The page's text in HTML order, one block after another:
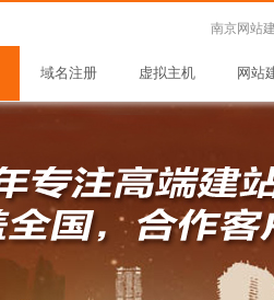
南京网站
域名注册 虚拟主机 网站